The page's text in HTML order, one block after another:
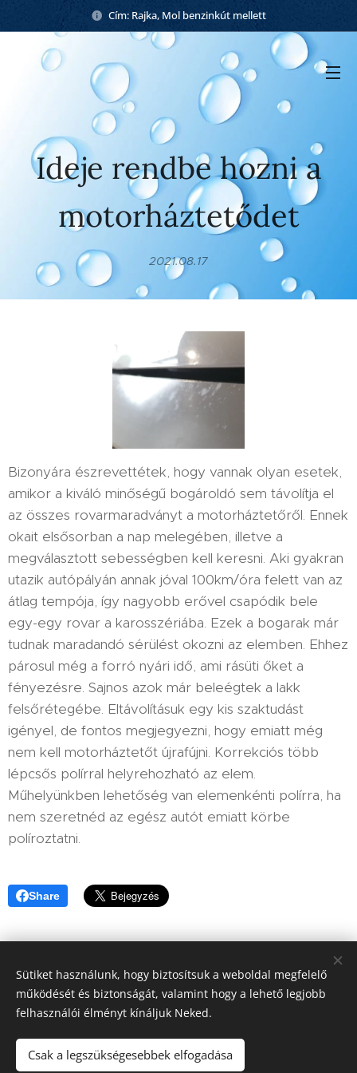
Cím: Rajka, Mol benzinkút mellett
Ideje rendbe hozni a
motorháztetődet
2021.08.17
Bizonyára észrevettétek, hogy vannak olyan esetek,
amikor a kiváló minőségű bogároldó sem távolítja el
az összes rovarmaradványt a motorháztetőről. Ennek
okait elsősorban a nap melegében, illetve a
megválasztott sebességben kell keresni. Aki gyakran
utazik autópályán annak jóval 100km/óra felett van az
átlag tempója, így nagyobb erővel csapódik bele
egy-egy rovar a karosszériába. Ezek a bogarak már
tudnak maradandó sérülést okozni az elemben. Ehhez
párosul még a forró nyári idő, ami rásüti őket a
fényezésre. Sajnos azok már beleégtek a lakk
felsőrétegébe. Eltávolításuk egy kis szaktudást
igényel, de fontos megjegyezni, hogy emiatt még
nem kell motorháztetőt újrafújni. Korrekciós több
lépcsős polírral helyrehozható az elem.
Műhelyünkben lehetőség van elemenkénti polírra, ha
nem szeretnéd az egész autót emiatt körbe
políroztatni.
Share
Star Car Autókozmetika & Detailing Rajka Rákóczi Ferenc utca
Az oldalt aWebnodeműködteti
Sütiket használunk, hogy biztosítsuk a weboldal megfelelő
működését és biztonságát, valamint hogy a lehető legjobb
felhasználói élményt kínáljuk Neked.
Csak a legszükségesebbek elfogadása